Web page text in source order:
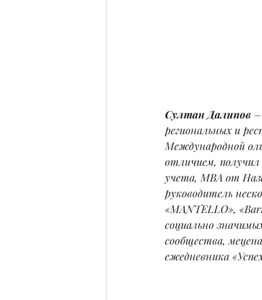
Султан Далипов
региональных и
Международной
отличием, получил
учета, MBA от
руководитель
«MANTELLO»,
социально
сообщества,
ежедневника